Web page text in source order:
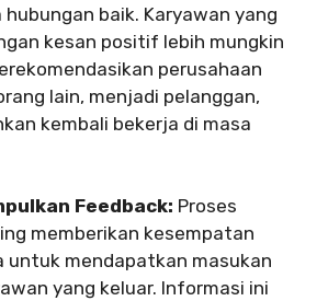
hubungan baik. Karyawan yang
kesan positif lebih mungkin
perusahaan
lain, menjadi pelanggan,
kembali bekerja di masa
Feedback: Proses
memberikan kesempatan
untuk mendapatkan masukan
yang keluar. Informasi ini